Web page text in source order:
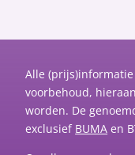
Alle
voorbehoud,
worden. De
exclusief BUMA en